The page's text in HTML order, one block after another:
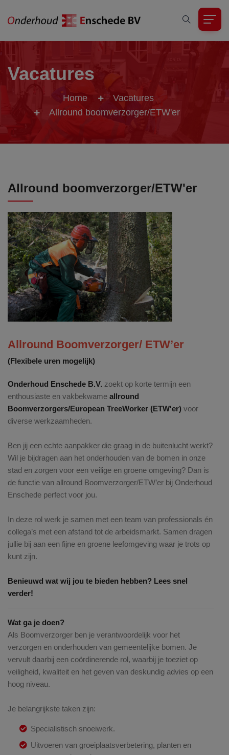
Vacatures
Home
Vacatures
Allround boomverzorger/ETW'er
Allround boomverzorger/ETW'er
Allround Boomverzorger/ ETW’er
(Flexibele uren mogelijk)
Onderhoud Enschede B.V. zoekt op korte termijn een
enthousiaste en vakbekwame allround
Boomverzorgers/European TreeWorker (ETW'er) voor
diverse werkzaamheden.
Ben jij een echte aanpakker die graag in de buitenlucht werkt?
Wil je bijdragen aan het onderhouden van de bomen in onze
stad en zorgen voor een veilige en groene omgeving? Dan is
de functie van allround Boomverzorger/ETW’er bij Onderhoud
Enschede perfect voor jou.
In deze rol werk je samen met een team van professionals én
collega’s met een afstand tot de arbeidsmarkt. Samen dragen
jullie bij aan een fijne en groene leefomgeving waar je trots op
kunt zijn.
Benieuwd wat wij jou te bieden hebben? Lees snel
verder!
Wat ga je doen?
Als Boomverzorger ben je verantwoordelijk voor het
verzorgen en onderhouden van gemeentelijke bomen. Je
vervult daarbij een coördinerende rol, waarbij je toeziet op
veiligheid, kwaliteit en het geven van deskundig advies op een
hoog niveau.
Je belangrijkste taken zijn:
Specialistisch snoeiwerk.
Uitvoeren van groeiplaatsverbetering, planten en